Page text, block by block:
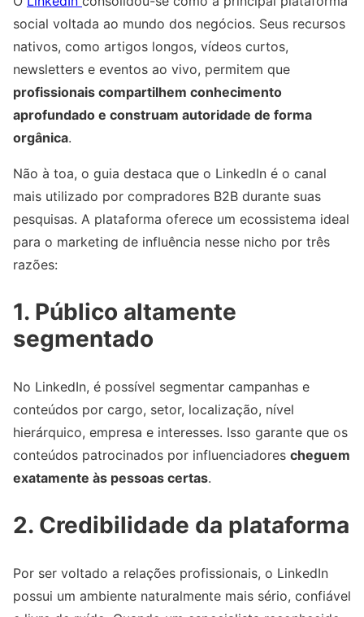
social voltada ao mundo dos negócios. Seus recursos
nativos, como artigos longos, vídeos curtos,
newsletters e eventos ao vivo, permitem que
profissionais compartilhem conhecimento
aprofundado e construam autoridade de forma
orgânica.
Não à toa, o guia destaca que o LinkedIn é o canal
mais utilizado por compradores B2B durante suas
pesquisas. A plataforma oferece um ecossistema ideal
para o marketing de influência nesse nicho por três
razões:
1. Público altamente
segmentado
No LinkedIn, é possível segmentar campanhas e
conteúdos por cargo, setor, localização, nível
hierárquico, empresa e interesses. Isso garante que os
conteúdos patrocinados por influenciadores cheguem
exatamente às pessoas certas.
2. Credibilidade da plataforma
Por ser voltado a relações profissionais, o LinkedIn
possui um ambiente naturalmente mais sério, confiável